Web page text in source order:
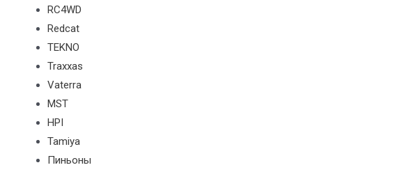
RC4WD
Redcat
TEKNO
Traxxas
Vaterra
MST
HPI
Tamiya
Пиньоны